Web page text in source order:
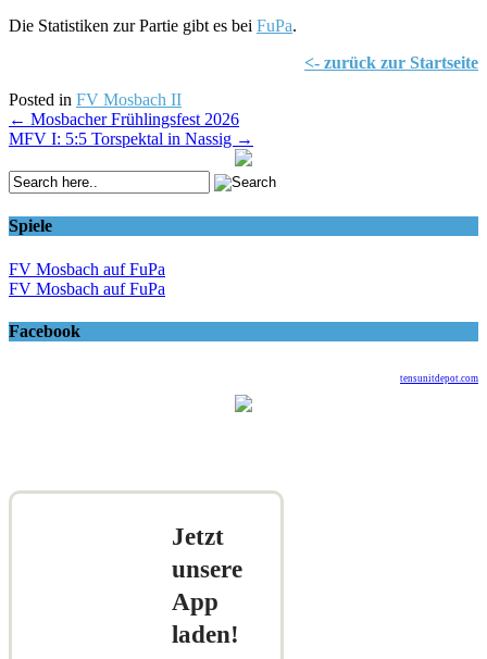
Die Statistiken zur Partie gibt es bei FuPa.
<- zurück zur Startseite
Posted in FV Mosbach II
Post
navigation
← Mosbacher Frühlingsfest 2026
MFV I: 5:5 Torspektal in Nassig →
Spiele
FV Mosbach auf FuPa
FV Mosbach auf FuPa
Facebook
tensunitdepot.com
Jetzt
unsere
App
laden!